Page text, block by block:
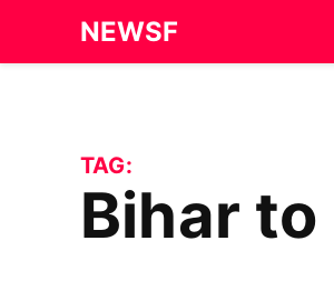
NEWSF
TAG:
Bihar